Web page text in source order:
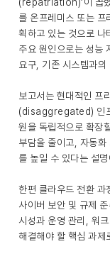
를 온프레미스 또는 프
획하고 있는 것으로 나
주요 원인으로는 성능
요구, 기존 시스템과
보고서는 현대적인 프
(disaggregated) 인프
원을 독립적으로 확장
부담을 줄이고, 자동화
를 높일 수 있다는 설명
한편 클라우드 전환 과
사이버 보안 및 규제
시성과 운영 관리, 워
해결해야 할 핵심 과제